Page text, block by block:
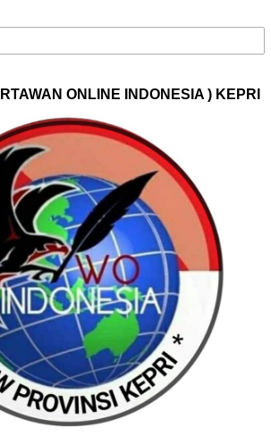
ONLINE INDONESIA ) KEPRI